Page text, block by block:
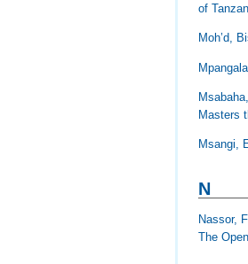
of
Moh’d,
Masters
Msangi,
N
Nassor,
The